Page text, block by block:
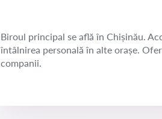
Biroul principal se află în Chișinău.
întâlnirea personală în alte orașe.
companii.